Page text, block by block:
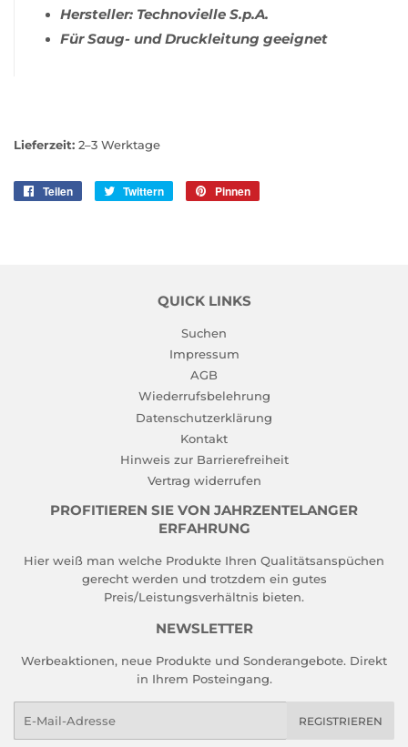
Hersteller: Technovielle S.p.A.
Für Saug- und Druckleitung geeignet
Lieferzeit: 2–3 Werktage
Teilen Twittern Pinnen
QUICK LINKS
Suchen
Impressum
AGB
Wiederrufsbelehrung
Datenschutzerklärung
Kontakt
Hinweis zur Barrierefreiheit
Vertrag widerrufen
PROFITIEREN SIE VON JAHRZENTELANGER
ERFAHRUNG
Hier weiß man welche Produkte Ihren Qualitätsanspüchen
gerecht werden und trotzdem ein gutes
Preis/Leistungsverhältnis bieten.
NEWSLETTER
Werbeaktionen, neue Produkte und Sonderangebote. Direkt
in Ihrem Posteingang.
REGISTRIEREN